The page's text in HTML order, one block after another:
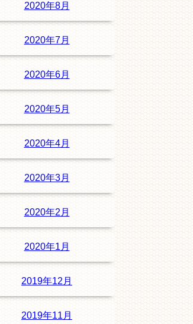
2020年8月
2020年7月
2020年6月
2020年5月
2020年4月
2020年3月
2020年2月
2020年1月
2019年12月
2019年11月